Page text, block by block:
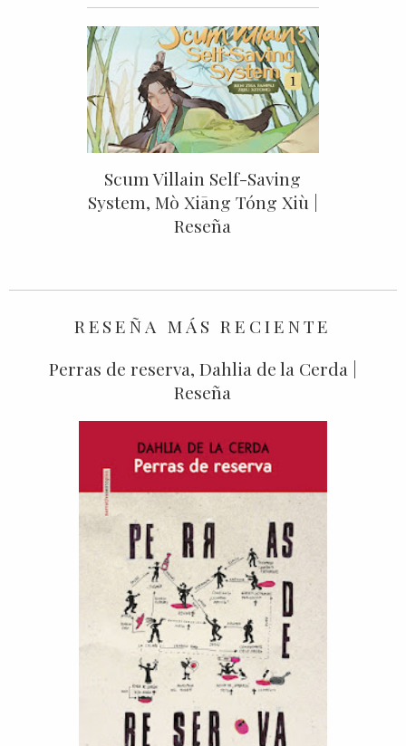
Scum Villain Self-Saving
System, Mò Xiāng Tóng Xiù |
Reseña
RESEÑA MÁS RECIENTE
Perras de reserva, Dahlia de la Cerda |
Reseña